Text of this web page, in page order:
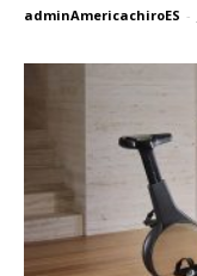
adminAmericachiroES -